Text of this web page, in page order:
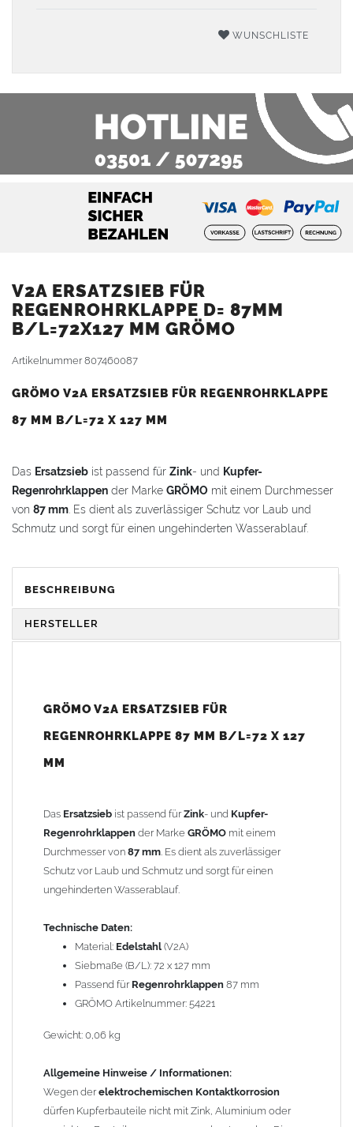
WUNSCHLISTE
V2A ERSATZSIEB FÜR
REGENROHRKLAPPE D= 87MM
B/L=72X127 MM GRÖMO
Artikelnummer807460087
GRÖMO V2A ERSATZSIEB FÜR REGENROHRKLAPPE
87 MM B/L=72 X 127 MM
Das Ersatzsieb ist passend für Zink- und Kupfer-
Regenrohrklappen der Marke GRÖMO mit einem Durchmesser
von 87 mm . Es dient als zuverlässiger Schutz vor Laub und
Schmutz und sorgt für einen ungehinderten Wasserablauf.
Technische Daten:
Material:Edelstahl
Passend für
GRÖMO Artikelnummer: 54221
Allgemeine Hinweise / Informationen:
Wegen derelektrochemischen Kontaktkorrosion dürfen
Bauteilen zusammen verbaut werden. Diese Metalle werden
trennen (z. B. durch Trennstreifen oder Beschichtungen) und den
BESCHREIBUNG
HERSTELLER
GRÖMO V2A ERSATZSIEB FÜR
REGENROHRKLAPPE 87 MM B/L=72 X 127
MM
Das Ersatzsieb ist passend fürZink- und Kupfer-
Regenrohrklappen der Marke GRÖMO mit einem
Durchmesser von 87 mm. Es dient als zuverlässiger
Schutz vor Laub und Schmutz und sorgt für einen
ungehinderten Wasserablauf.
Technische Daten:
Material: Edelstahl (V2A)
Siebmaße (B/L): 72 x 127 mm
Passend für Regenrohrklappen 87 mm
GRÖMO Artikelnummer: 54221
Gewicht: 0,06 kg
Allgemeine Hinweise / Informationen:
Wegen derelektrochemischen Kontaktkorrosion
dürfen Kupferbauteile nicht mit Zink, Aluminium oder